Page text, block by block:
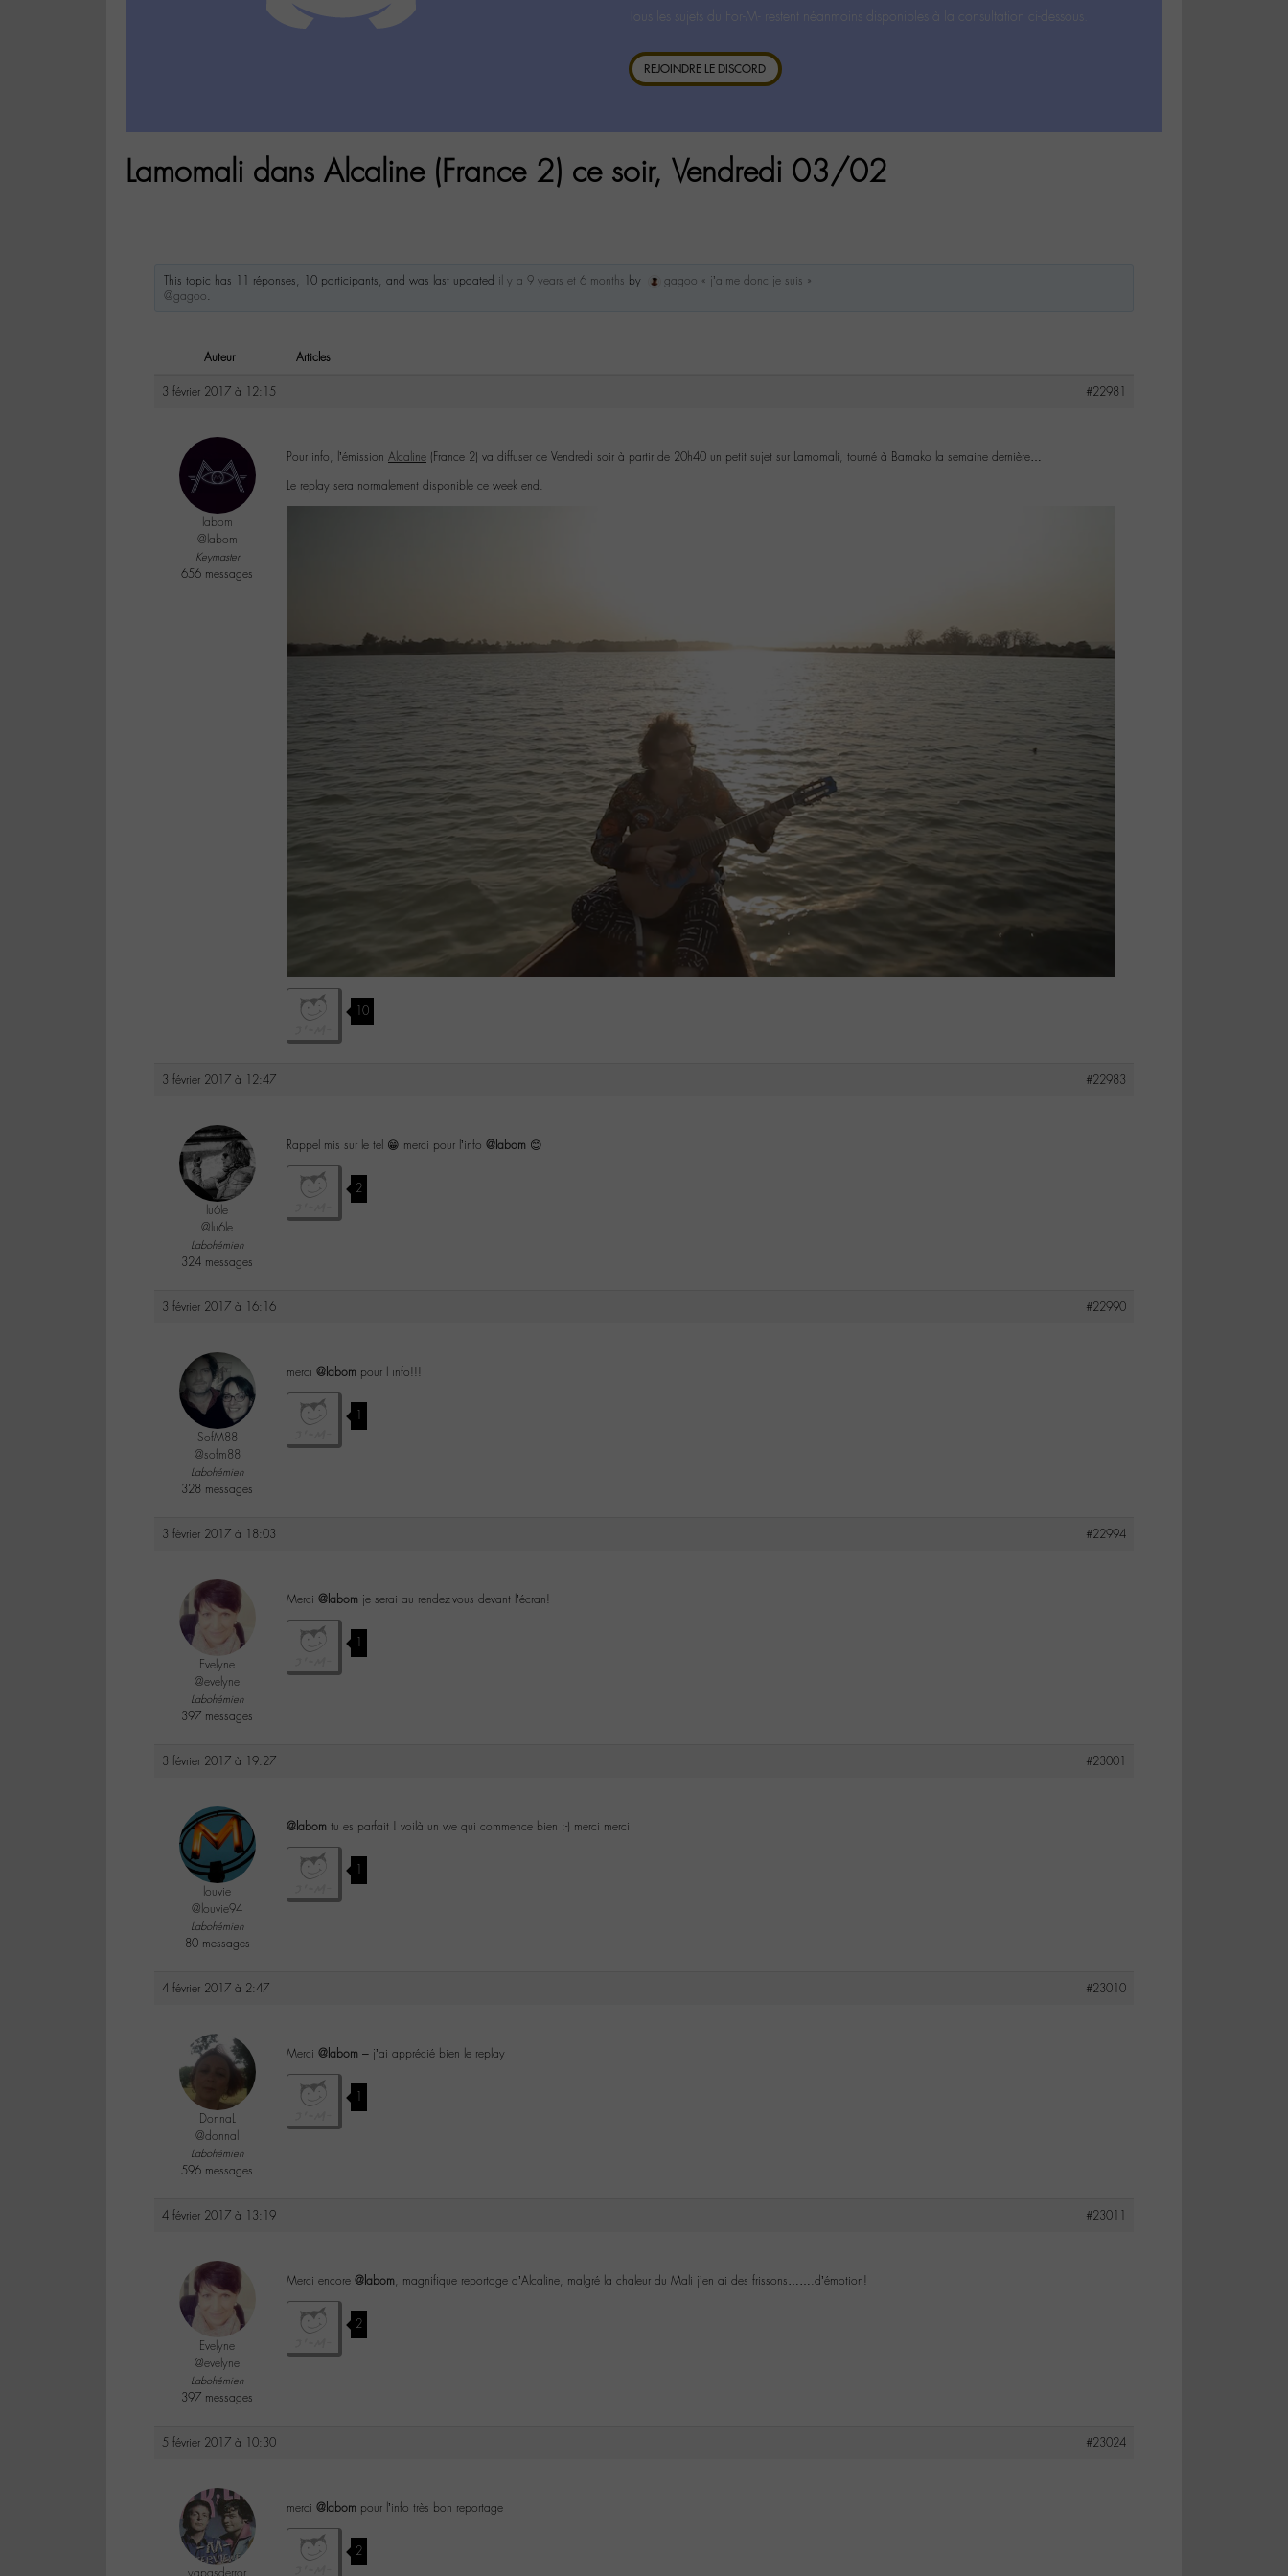
Tous les sujets du For-M- restent néanmoins disponibles à la consultation ci-dessous.
REJOINDRE LE DISCORD
Lamomali dans Alcaline (France 2) ce soir, Vendredi 03/02
This topic has 11 réponses, 10 participants, and was last updated il y a 9 years et 6 months by
gagoo « j’aime donc je suis »
@gagoo.
Auteur Articles
3 février 2017 à 12:15 #22981
labom
@labom
Keymaster
656 messages
Pour info, l’émission Alcaline (France 2) va diffuser ce Vendredi soir à partir de 20h40 un petit sujet sur Lamomali, tourné à Bamako la semaine dernière…
Le replay sera normalement disponible ce week end.
10
3 février 2017 à 12:47 #22983
lu6le
@lu6le
Labohémien
324 messages
Rappel mis sur le tel 😁 merci pour l’info @labom 😊
2
3 février 2017 à 16:16 #22990
SofM88
@sofm88
Labohémien
328 messages
merci @labom pour l info!!!
1
3 février 2017 à 18:03 #22994
Evelyne
@evelyne
Labohémien
397 messages
Merci @labom je serai au rendez-vous devant l’écran!
1
3 février 2017 à 19:27 #23001
louvie
@louvie94
Labohémien
80 messages
@labom tu es parfait ! voilà un we qui commence bien :-) merci merci
1
4 février 2017 à 2:47 #23010
DonnaL
@donnal
Labohémien
596 messages
Merci @labom – j’ai apprécié bien le replay
1
4 février 2017 à 13:19 #23011
Evelyne
@evelyne
Labohémien
397 messages
Merci encore @labom , magnifique reportage d’Alcaline, malgré la chaleur du Mali j’en ai des frissons…….d’émotion!
2
5 février 2017 à 10:30 #23024
merci @labom pour l’info très bon reportage
2